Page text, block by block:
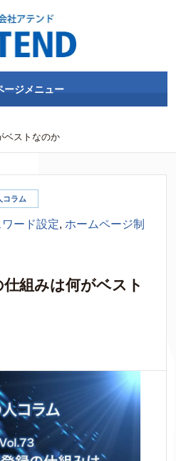
ージメニュー
ベストなのか
コラム
ード設定, ホームページ制
組みは何がベスト